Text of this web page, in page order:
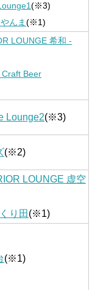
(※3)
んま (※1)
LOUNGE 希和 -
Beer
Lounge2(※3)
(※2)
LOUNGE 虚空
り田 (※1)
(※1)